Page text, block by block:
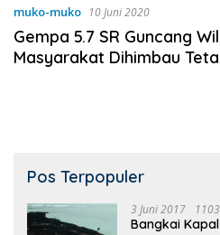
muko-muko 10 Juni 2020
Gempa 5.7 SR Guncang
Masyarakat Dihimbau
Pos Terpopuler
3 Juni 2017
Bangkai Kapal